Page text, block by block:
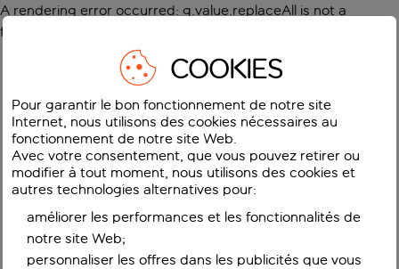
A rendering error occurred: g.value.replaceAll is not a
function
COOKIES
Pour garantir le bon fonctionnement de notre site
Internet, nous utilisons des cookies nécessaires au
fonctionnement de notre site Web.
Avec votre consentement, que vous pouvez retirer ou
modifier à tout moment, nous utilisons des cookies et
autres technologies alternatives pour:
améliorer les performances et les fonctionnalités de
notre site Web;
personnaliser les offres dans les publicités que vous